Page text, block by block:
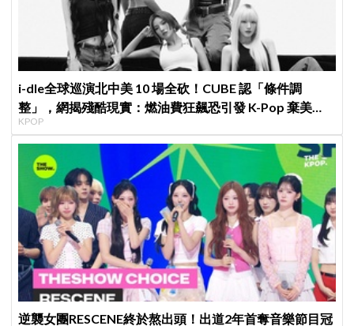
i-dle全球巡演北中美 10 場全砍！CUBE 認「條件調
整」，網揭殘酷現實：燃油費狂飆恐引發 K-Pop 棄美
潮？
KPOP
逆襲女團RESCENE終於熬出頭！出道2年首奪音樂節目冠